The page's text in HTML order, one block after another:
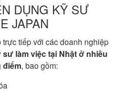
DỤNG KỸ SƯ
JAPAN
tiếp với các doanh nghiệp
làm việc tại Nhật ở nhiều
điểm, bao gồm: